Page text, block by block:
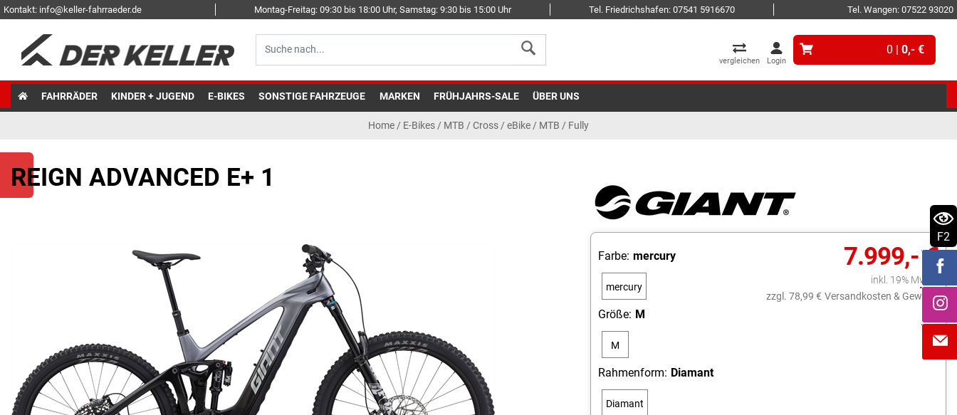
Kontakt: info@keller-fahrraeder.de Montag-Freitag: 09:30 bis 18:00 Uhr, Samstag: 9:30 bis 15:00 Uhr Tel. Friedrichshafen: 07541 5916670 Tel. Wangen: 07522 93020
vergleichen Login
0 | 0,- €
FAHRRÄDER KINDER + JUGEND E-BIKES SONSTIGE FAHRZEUGE MARKEN FRÜHJAHRS-SALE ÜBER UNS
Home / E-Bikes / MTB / Cross / eBike / MTB / Fully
REIGN ADVANCED E+ 1
7.999,- €
inkl. 19% MwSt.
zzgl. 78,99 € Versandkosten & Gewicht
Farbe: mercury
mercury
Größe: M
M
Rahmenform: Diamant
Diamant
F2